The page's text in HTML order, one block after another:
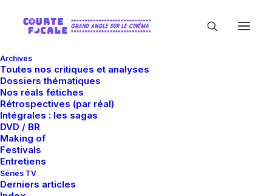
Archives
Toutes nos critiques et analyses
Dossiers thématiques
Nos réals fétiches
Rétrospectives (par réal)
Intégrales : les sagas
DVD / BR
Making of
Festivals
Entretiens
Séries TV
Derniers articles